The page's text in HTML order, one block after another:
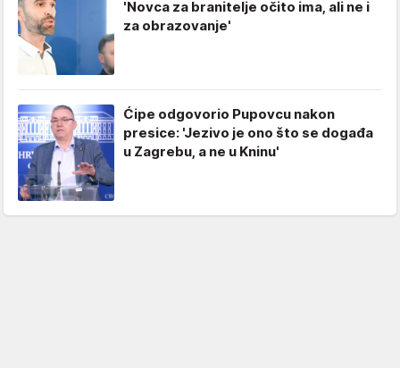
'Novca za branitelje očito ima, ali ne i
za obrazovanje'
Ćipe odgovorio Pupovcu nakon
presice: 'Jezivo je ono što se događa
u Zagrebu, a ne u Kninu'